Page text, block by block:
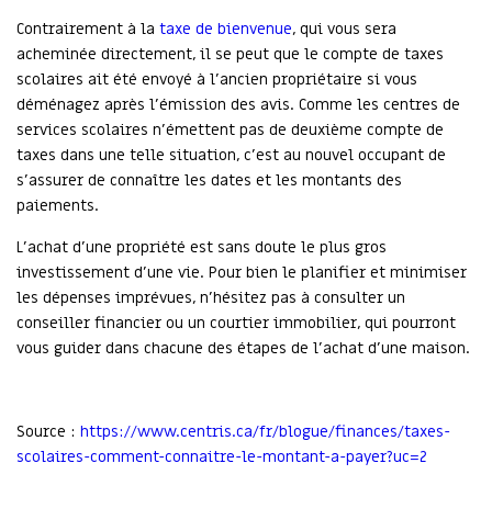
Contrairement à la taxe de bienvenue, qui vous sera
acheminée directement, il se peut que le compte de taxes
scolaires ait été envoyé à l’ancien propriétaire si vous
déménagez après l’émission des avis. Comme les centres de
services scolaires n’émettent pas de deuxième compte de
taxes dans une telle situation, c’est au nouvel occupant de
s’assurer de connaître les dates et les montants des
paiements.
L’achat d’une propriété est sans doute le plus gros
investissement d’une vie. Pour bien le planifier et minimiser
les dépenses imprévues, n’hésitez pas à consulter un
conseiller financier ou un courtier immobilier, qui pourront
vous guider dans chacune des étapes de l’achat d’une maison.
Source : https://www.centris.ca/fr/blogue/finances/taxes-
scolaires-comment-connaitre-le-montant-a-payer?uc=2